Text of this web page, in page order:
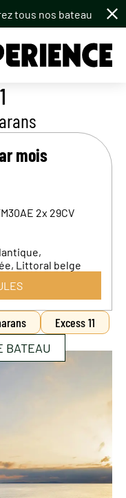
nos bateaux à louer
mois
2x 29CV
Littoral belge
Excess 11
BATEAU